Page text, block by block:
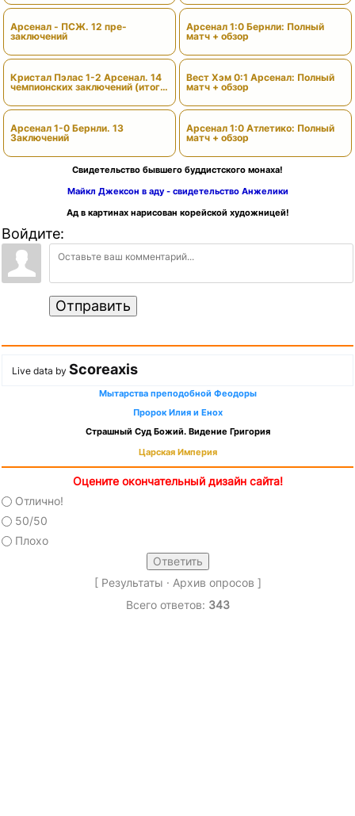
Арсенал - ПСЖ. 12 пре-
заключений
Кристал Пэлас 1-2 Арсенал. 14
чемпионских заключений (итоги
Арсенал 1-0 Бернли. 13
Заключений
Арсенал 1:0 Бернли: Полный
матч + обзор
Вест Хэм 0:1 Арсенал: Полный
матч + обзор
Арсенал 1:0 Атлетико: Полный
матч + обзор
Свидетельство бывшего буддистского монаха!
Майкл Джексон в аду - свидетельство Анжелики
Ад в картинах нарисован корейской художницей!
Войдите:
Отправить
Live data by Scoreaxis
Мытарства преподобной Феодоры
Пророк Илия и Енох
Страшный Суд Божий. Видение Григория
Царская Империя
Оцените окончательный дизайн сайта!
Отлично!
50/50
Плохо
[ Результаты · Архив опросов ]
Всего ответов: 343